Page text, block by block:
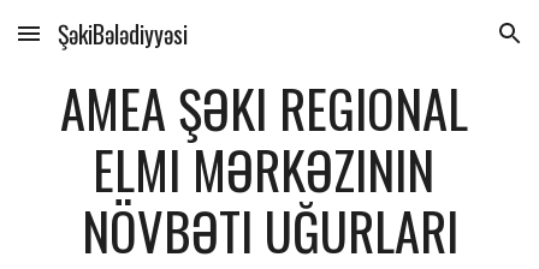
Skip to main content Skip to navigation
ŞəkiBələdiyyəsi
AMEA ŞƏKI REGIONAL
ELMI MƏRKƏZININ
NÖVBƏTI UĞURLARI